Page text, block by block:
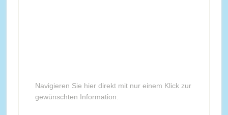
Navigieren Sie hier direkt mit nur einem Klick zur
gewünschten Information: